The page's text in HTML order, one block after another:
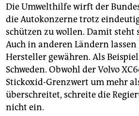
Die Umwelthilfe wirft der
die Autokonzerne trotz
schützen zu wollen. Damit steht
Auch in anderen Ländern
Hersteller gewähren. Als
Schweden. Obwohl der Volvo
Stickoxid-Grenzwert um mehr
überschreitet, schreite die
nicht ein.